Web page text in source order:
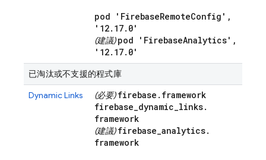
pod 'FirebaseRemoteConfig' ,
'12. 17. 0'
(建議) pod 'FirebaseAnalytics' ,
'12. 17. 0'
已淘汰或不支援的程式庫
Dynamic Links
(必要) firebase . framework
firebase_dynamic_links.
framework
(建議) firebase_analytics.
framework